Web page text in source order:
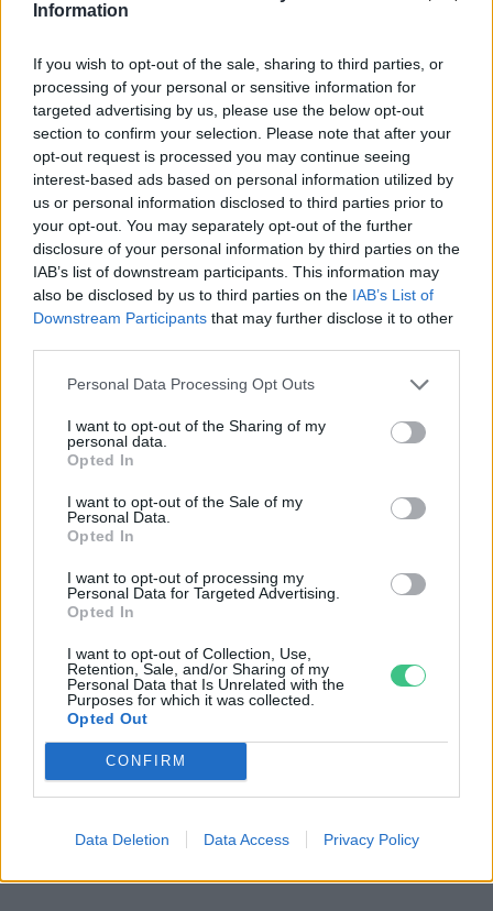
Information
If you wish to opt-out of the sale, sharing to third parties, or
processing of your personal or sensitive information for
targeted advertising by us, please use the below opt-out
section to confirm your selection. Please note that after your
opt-out request is processed you may continue seeing
interest-based ads based on personal information utilized by
us or personal information disclosed to third parties prior to
your opt-out. You may separately opt-out of the further
disclosure of your personal information by third parties on the
IAB’s list of downstream participants. This information may
also be disclosed by us to third parties on the IAB’s List of
Downstream Participants that may further disclose it to other
Personal Data Processing Opt Outs
I want to opt-out of the Sharing of my
personal data.
Opted In
I want to opt-out of the Sale of my
Personal Data.
Opted In
I want to opt-out of processing my
Personal Data for Targeted Advertising.
Opted In
I want to opt-out of Collection, Use,
Retention, Sale, and/or Sharing of my
Personal Data that Is Unrelated with the
Purposes for which it was collected.
Opted Out
CONFIRM
Data Deletion Data Access Privacy Policy
Születésnapi programokkal várja a
hétvégén a közönséget a 160 éves
Fővárosi Állatkert
ÉLŐ BOLYGÓNK
Szedd magad őszibarack: itt vannak
a legjobb lelőhelyek!
SZEMLE
Négy éven belül valósággá válhatnak az
elektromos repülőjáratok Európában
Történelmi aszály sújtja Nagy-